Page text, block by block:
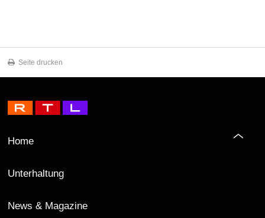
Seite drucken
Home
Unterhaltung
News & Magazine